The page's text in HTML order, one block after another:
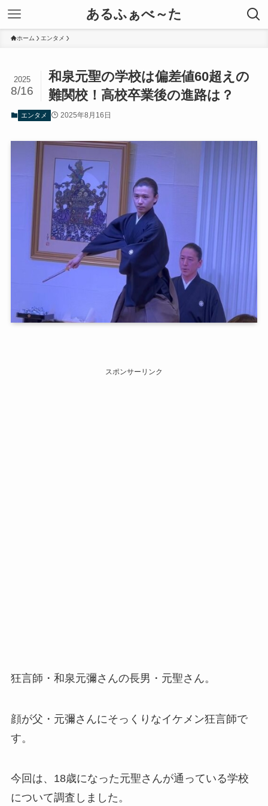
あるふぁべ～た
ホーム エンタメ
和泉元聖の学校は偏差値60超えの
難関校！高校卒業後の進路は？
2025
8/16
エンタメ 2025年8月16日
スポンサーリンク
狂言師・和泉元彌さんの長男・元聖さん。
顔が父・元彌さんにそっくりなイケメン狂言師で
す。
今回は、18歳になった元聖さんが通っている学校
について調査しました。